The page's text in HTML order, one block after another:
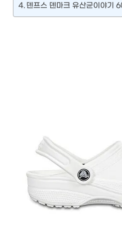
덴프스 덴마크 유산균이야기